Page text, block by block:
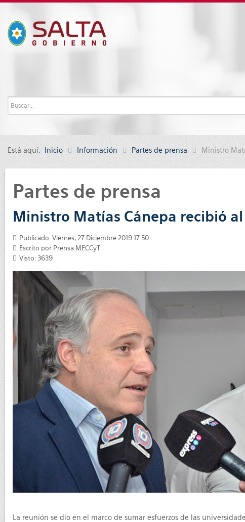
Está aquí: Inicio Información Partes de prensa Ministro
Partes de prensa
Ministro Matías Cánepa recibió
Publicado: Viernes, 27 Diciembre 2019 17:50
Escrito por Prensa MECCyT
Visto: 3639
La reunión se dio en el marco de sumar esfuerzos de las